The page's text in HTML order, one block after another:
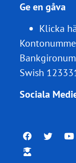
Ge en gåva
Klicka
Swish
Sociala